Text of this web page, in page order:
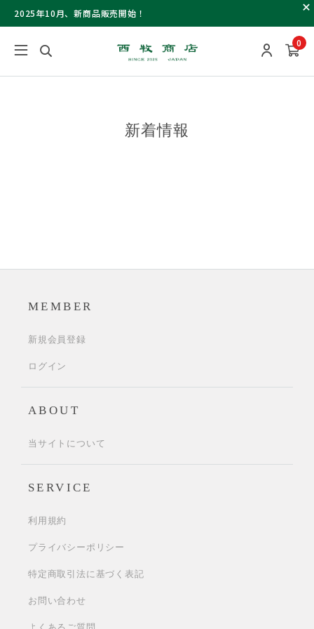
2025年10月、新商品販売開始！
0
新着情報
MEMBER
新規会員登録
ログイン
ABOUT
当サイトについて
SERVICE
利用規約
プライバシーポリシー
特定商取引法に基づく表記
お問い合わせ